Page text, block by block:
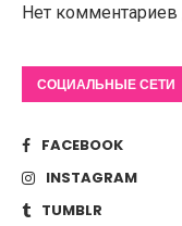
Нет комментариев
СОЦИАЛЬНЫЕ СЕТИ
FACEBOOK
INSTAGRAM
TUMBLR